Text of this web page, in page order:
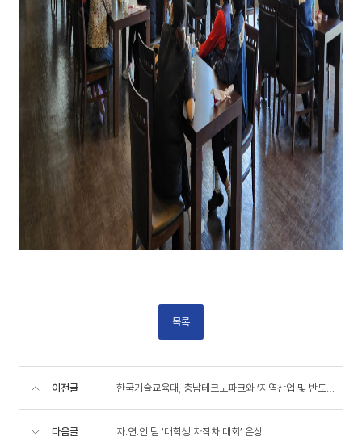
목록
이전글 한국기술교육대, 충남테크노파크와 ‘지역산업 및 반도체 등 특성화 육성’ 나선다
다음글 자.연.인 팀 ‘대학생 자작차 대회’ 은상